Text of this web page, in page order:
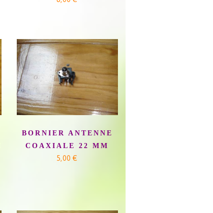
BORNIER ANTENNE
COAXIALE 22 MM
5,00 €